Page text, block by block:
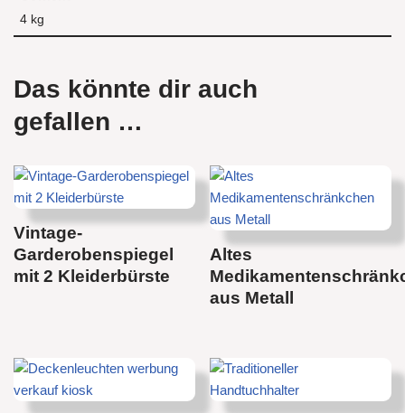
4 kg
Das könnte dir auch
gefallen …
Vintage-
Garderobenspiegel
mit 2 Kleiderbürste
Altes
aus Metall